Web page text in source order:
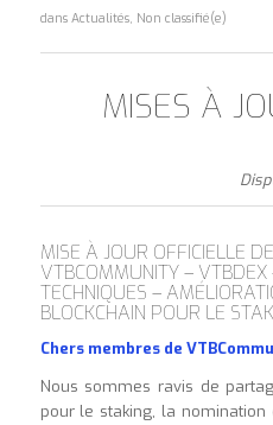
dans Actualités, Non classifié(e)
MISES À
MISE À JOUR OFFICIELLE
VTBCOMMUNITY – VTBDEX
TECHNIQUES –
BLOCKCHAIN POUR LE
Chers membres de
Nous sommes ravis de
pour le staking, la